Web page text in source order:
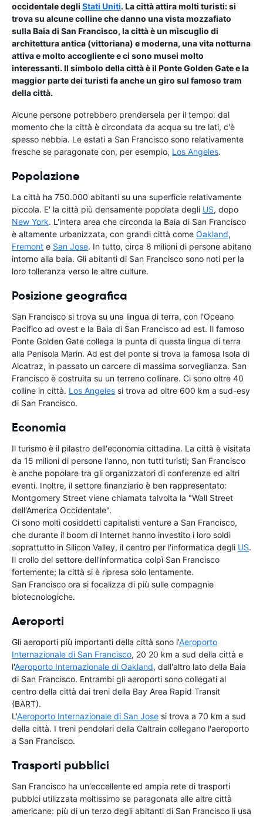
occidentale degli Stati Uniti. La città attira molti turisti: si
trova su alcune colline che danno una vista mozzafiato
sulla Baia di San Francisco, la città è un miscuglio di
architettura antica (vittoriana) e moderna, una vita notturna
attiva e molto accogliente e ci sono musei molto
interessanti. Il simbolo della città è il Ponte Golden Gate e la
maggior parte dei turisti fa anche un giro sul famoso tram
della città.
Alcune persone potrebbero prendersela per il tempo: dal
momento che la città è circondata da acqua su tre lati, c'è
spesso nebbia. Le estati a San Francisco sono relativamente
fresche se paragonate con, per esempio, Los Angeles.
Popolazione
La città ha 750.000 abitanti su una superficie relativamente
piccola. E' la città più densamente popolata degli US, dopo
New York. L'intera area che circonda la Baia di San Francisco
è altamente urbanizzata, con grandi città come Oakland,
Fremont e San Jose. In tutto, circa 8 milioni di persone abitano
intorno alla baia. Gli abitanti di San Francisco sono noti per la
loro tolleranza verso le altre culture.
Posizione geografica
San Francisco si trova su una lingua di terra, con l'Oceano
Pacifico ad ovest e la Baia di San Francisco ad est. Il famoso
Ponte Golden Gate collega la punta di questa lingua di terra
alla Penisola Marin. Ad est del ponte si trova la famosa Isola di
Alcatraz, in passato un carcere di massima sorveglianza. San
Francisco è costruita su un terreno collinare. Ci sono oltre 40
colline in città. Los Angeles si trova ad oltre 600 km a sud-esy
di San Francisco.
Economia
Il turismo è il pilastro dell'economia cittadina. La città è visitata
da 15 milioni di persone l'anno, non tutti turisti; San Francisco
è anche popolare tra gli organizzatori di conferenze ed altri
eventi. Inoltre, il settore finanziario è ben rappresentato:
Montgomery Street viene chiamata talvolta la "Wall Street
dell'America Occidentale".
Ci sono molti cosiddetti capitalisti venture a San Francisco,
che durante il boom di Internet hanno investito i loro soldi
soprattutto in Silicon Valley, il centro per l'informatica degli US.
Il crollo del settore dell'informatica colpì San Francisco
fortemente; la città si è ripresa solo lentamente.
San Francisco ora si focalizza di più sulle compagnie
biotecnologiche.
Aeroporti
Gli aeroporti più importanti della città sono l'Aeroporto
Internazionale di San Francisco, 20 20 km a sud della città e
l'Aeroporto Internazionale di Oakland, dall'altro lato della Baia
di San Francisco. Entrambi gli aeroporti sono collegati al
centro della città dai treni della Bay Area Rapid Transit
(BART).
L'Aeroporto Internazionale di San Jose si trova a 70 km a sud
della città. I treni pendolari della Caltrain collegano l'aeroporto
a San Francisco.
Trasporti pubblici
San Francisco ha un'eccellente ed ampia rete di trasporti
pubblci utilizzata moltissimo se paragonata alle altre città
americane: più di un terzo degli abitanti di San Francisco li usa